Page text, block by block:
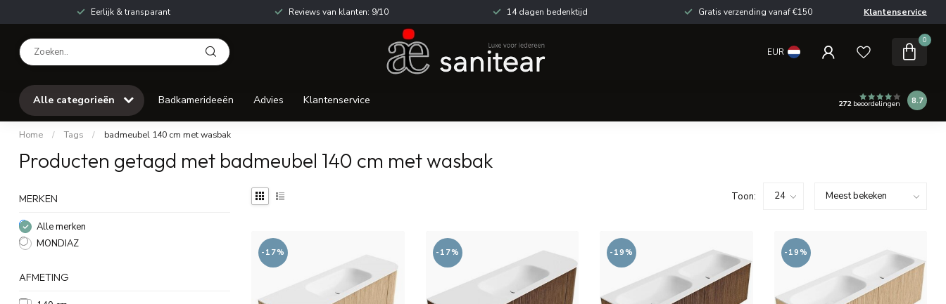
Eerlijk & transparant Reviews van klanten: 9/10 14 dagen bedenktijd Gratis verzending vanaf €150 Klantenservice
EUR
0
Alle categorieën Badkamerideeën Advies Klantenservice 272beoordelingen 8.7
Home / Tags / badmeubel 140 cm met wasbak
Producten getagd met badmeubel 140 cm met wasbak
MERKEN
Alle merken
MONDIAZ
AFMETING
Toon:
-17% -17% -19% -19%